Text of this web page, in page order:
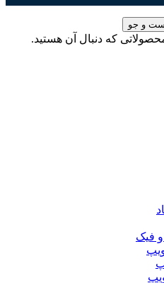
و جو
که دنبال آن هستید.
فیک